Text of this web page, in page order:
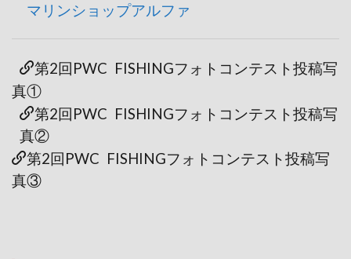
マリンショップアルファ
第2回PWC FISHINGフォトコンテスト投稿写
真①
第2回PWC FISHINGフォトコンテスト投稿写
真②
第2回PWC FISHINGフォトコンテスト投稿写
真③